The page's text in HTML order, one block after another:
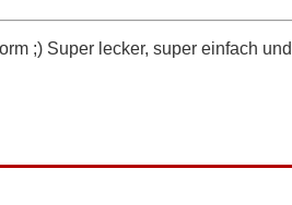
;) Super lecker, super einfach